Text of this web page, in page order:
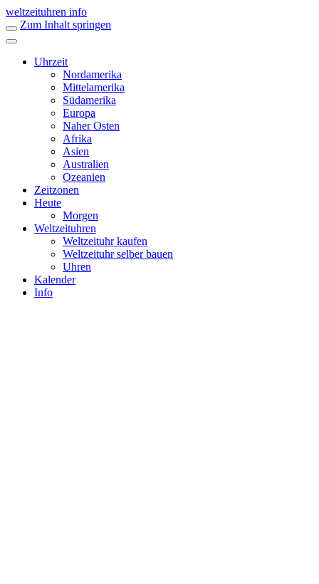
weltzeituhren info
Zum Inhalt springen
Uhrzeit
Nordamerika
Mittelamerika
Südamerika
Europa
Naher Osten
Afrika
Asien
Australien
Ozeanien
Zeitzonen
Heute
Morgen
Weltzeituhren
Weltzeituhr kaufen
Weltzeituhr selber bauen
Uhren
Kalender
Info